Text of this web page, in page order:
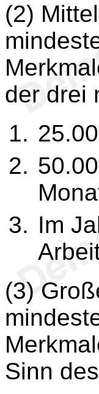
(2)
der drei
Im
(3)
Sinn